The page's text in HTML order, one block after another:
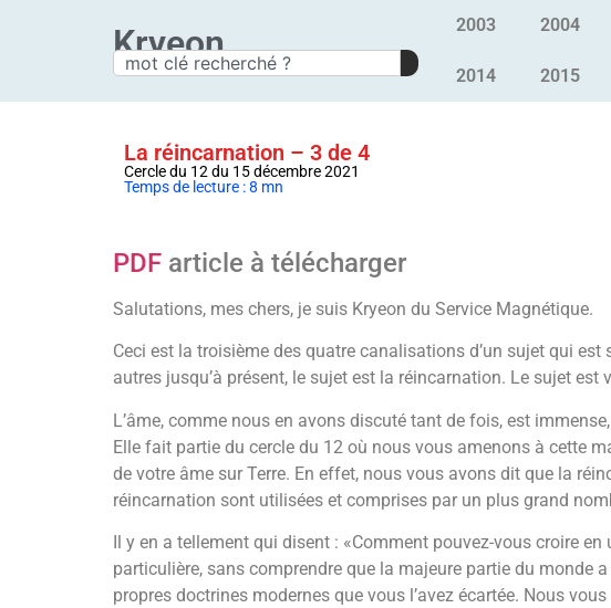
Kryeon 2003 2004
2014 2015
La réincarnation – 3 de 4
Cercle du 12 du 15 décembre 2021
Temps de lecture : 8 mn
PDF article à télécharger
Salutations, mes chers, je suis Kryeon du Service Magnétique.
Ceci est la troisième des quatre canalisations d’un sujet qui
autres jusqu’à présent, le sujet est la réincarnation. Le sujet
L’âme, comme nous en avons discuté tant de fois, est
Elle fait partie du cercle du 12 où nous vous amenons à cette
de votre âme sur Terre. En effet, nous vous avons dit que la
réincarnation sont utilisées et comprises par un plus grand
Il y en a tellement qui disent : «Comment pouvez-vous croire
particulière, sans comprendre que la majeure partie du monde
propres doctrines modernes que vous l’avez écartée. Nous